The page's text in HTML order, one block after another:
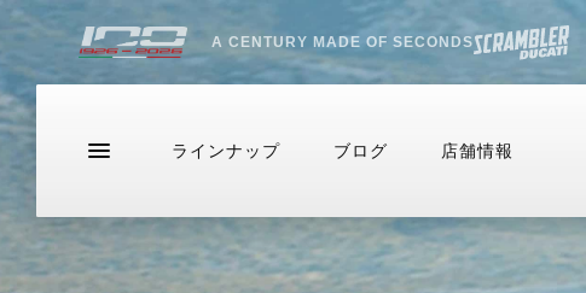
A CENTURY MADE OF SECONDS
ラインナップ ブログ
店舗情報
お問い合わせ
ラインナップ サービス情報 ブログ（最新情報）